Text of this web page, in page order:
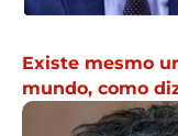
Existe mesmo
mundo, como